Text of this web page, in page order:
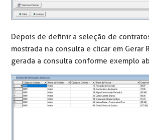
Depois de definir a seleção de
mostrada na consulta e clicar em Gerar
gerada a consulta conforme exemplo